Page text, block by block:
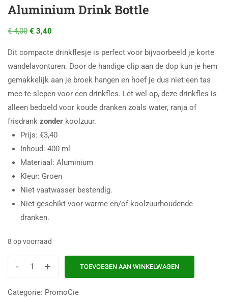
Aluminium Drink Bottle
€4,00 € 3,40
Dit compacte drinkflesje is perfect voor bijvoorbeeld je korte
wandelavonturen. Door de handige clip aan de dop kun je hem
gemakkelijk aan je broek hangen en hoef je dus niet een tas
mee te slepen voor een drinkfles. Let wel op, deze drinkfles is
alleen bedoeld voor koude dranken zoals water, ranja of
frisdrank zonder koolzuur.
Prijs: €3,40
Inhoud: 400 ml
Materiaal: Aluminium
Kleur: Groen
Niet vaatwasser bestendig.
Niet geschikt voor warme en/of koolzuurhoudende
dranken.
8 op voorraad
- + TOEVOEGEN AAN WINKELWAGEN
Categorie: PromoCie